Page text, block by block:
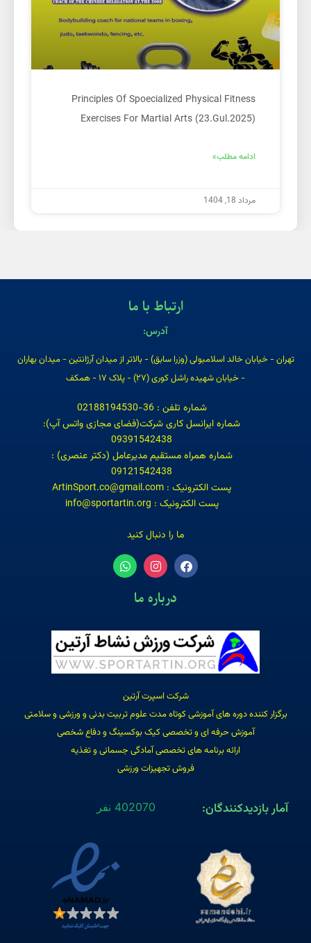
Principles Of Spoecialized Physical Fitness
Exercises For Martial Arts (23.Gul.2025)
ادامه مطلب»
مرداد 18, 1404
ارتباط با ما
آدرس:
تهران - خیابان خالد اسلامبولی (وزرا سابق) - بالاتر از میدان آرژانتین - میدان بهاران
- خیابان شهیده راشل کوری (۲۷) - پلاک ۱۷ - همکف
شماره تلفن : 36-02188194530
شماره ایرانسل کاری شرکت(فضای مجازی واتس آپ):
09391542438
شماره همراه مستقیم مدیرعامل (دکتر عنصری) :
09121542438
پست الکترونیک : ArtinSport.co@gmail.com
پست الکترونیک : info@sportartin.org
ما را دنبال کنید
درباره ما
شرکت اسپرت آرتین
برگزار کننده دوره های آموزشی کوتاه مدت علوم تربیت بدنی و ورزشی و سلامتی
آموزش حرفه ای و تخصصی کیک بوکسینگ و دفاع شخصی
ارائه برنامه های تخصصی آمادگی جسمانی و تغذیه
فروش تجهیزات ورزشی
آمار بازدیدکنندگان: 402070 نفر